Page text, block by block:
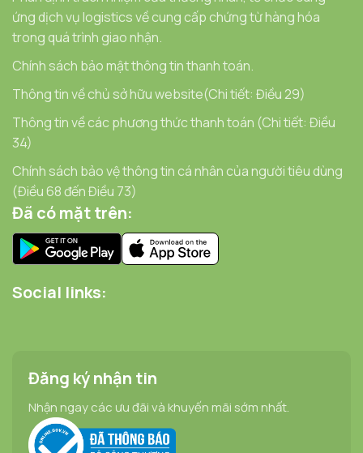
ứng dịch vụ logistics về cung cấp chứng từ hàng hóa
trong quá trình giao nhận.
Chính sách bảo mật thông tin thanh toán.
Thông tin về chủ sở hữu website(Chi tiết: Điều 29)
Thông tin về các phương thức thanh toán (Chi tiết: Điều
34)
Chính sách bảo vệ thông tin cá nhân của người tiêu dùng
(Điều 68 đến Điều 73)
Đã có mặt trên:
Social links:
Đăng ký nhận tin
Nhận ngay các ưu đãi và khuyến mãi sớm nhất.